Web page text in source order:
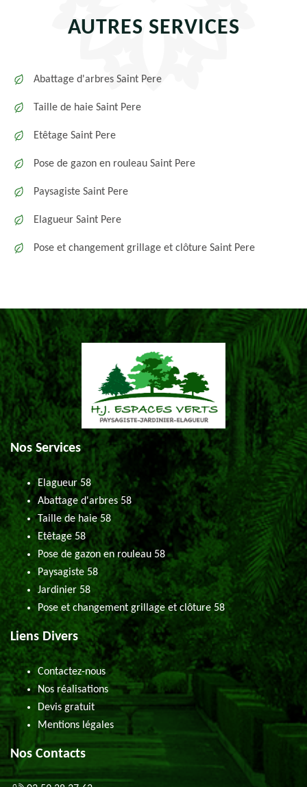
AUTRES SERVICES
Abattage d'arbres Saint Pere
Taille de haie Saint Pere
Etêtage Saint Pere
Pose de gazon en rouleau Saint Pere
Paysagiste Saint Pere
Elagueur Saint Pere
Pose et changement grillage et clôture Saint Pere
Nos Services
Elagueur 58
Abattage d'arbres 58
Taille de haie 58
Etêtage 58
Pose de gazon en rouleau 58
Paysagiste 58
Jardinier 58
Pose et changement grillage et clôture 58
Liens Divers
Contactez-nous
Nos réalisations
Devis gratuit
Mentions légales
Nos Contacts